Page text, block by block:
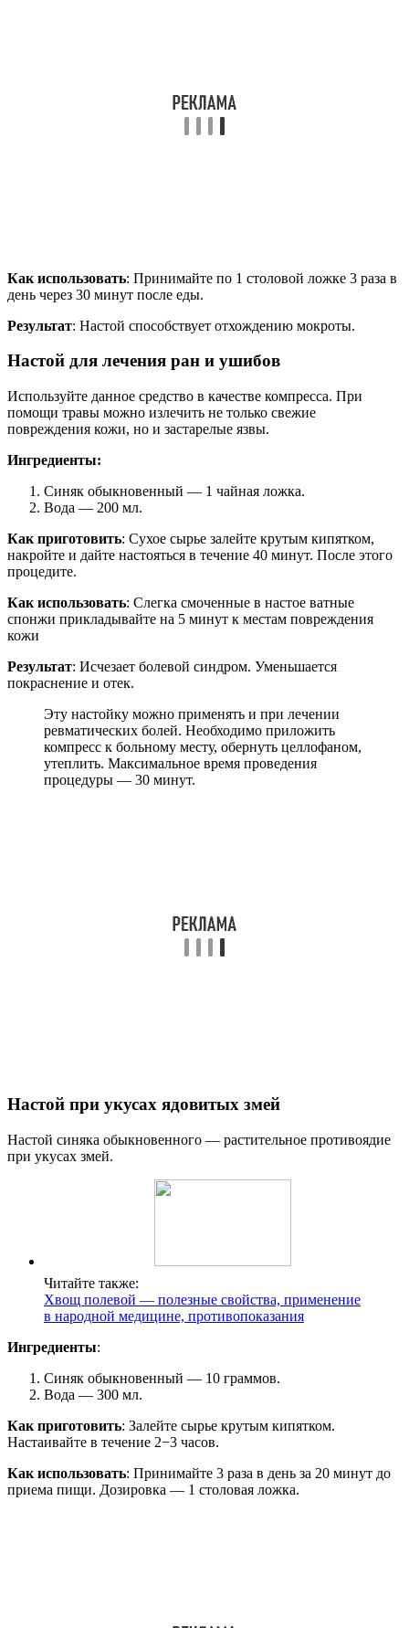
Как использовать: Принимайте по 1 столовой ложке 3 раза в
день через 30 минут после еды.
Результат: Настой способствует отхождению мокроты.
Настой для лечения ран и ушибов
Используйте данное средство в качестве компресса. При
помощи травы можно излечить не только свежие
повреждения кожи, но и застарелые язвы.
Ингредиенты:
Синяк обыкновенный — 1 чайная ложка.
Вода — 200 мл.
Как приготовить: Сухое сырье залейте крутым кипятком,
накройте и дайте настояться в течение 40 минут. После этого
процедите.
Как использовать: Слегка смоченные в настое ватные
спонжи прикладывайте на 5 минут к местам повреждения
кожи
Результат: Исчезает болевой синдром. Уменьшается
покраснение и отек.
Эту настойку можно применять и при лечении
ревматических болей. Необходимо приложить
компресс к больному месту, обернуть целлофаном,
утеплить. Максимальное время проведения
процедуры — 30 минут.
Настой при укусах ядовитых змей
Настой синяка обыкновенного — растительное противоядие
при укусах змей.
Читайте также:
Хвощ полевой — полезные свойства, применение
в народной медицине, противопоказания
Ингредиенты:
Синяк обыкновенный — 10 граммов.
Вода — 300 мл.
Как приготовить: Залейте сырье крутым кипятком.
Настаивайте в течение 2−3 часов.
Как использовать: Принимайте 3 раза в день за 20 минут до
приема пищи. Дозировка — 1 столовая ложка.